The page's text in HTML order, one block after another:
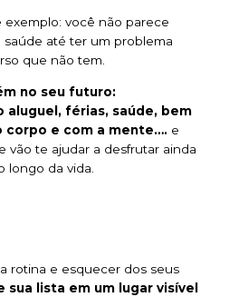
você não parece
até ter um problema
que não tem.
no seu futuro:
aluguel, férias, saúde, bem
corpo e com a mente…. e
vão te ajudar a desfrutar ainda
longo da vida.
rotina e esquecer dos seus
sua lista em um lugar visível